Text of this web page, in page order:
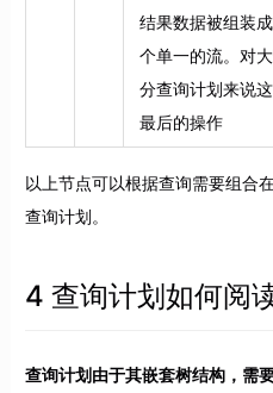
结果数据被组装
个单一的流。对
分查询计划来说
最后的操作
以上节点可以根据查询需要组合
查询计划。
4 查询计划如何阅
查询计划由于其嵌套树结构，需